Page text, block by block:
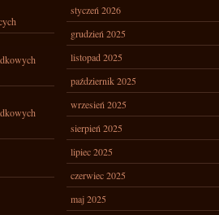
styczeń 2026
grudzień 2025
listopad 2025
październik 2025
wrzesień 2025
sierpień 2025
lipiec 2025
czerwiec 2025
maj 2025